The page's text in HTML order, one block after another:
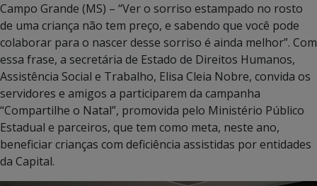
Campo Grande (MS) – “Ver o sorriso estampado no rosto
de uma criança não tem preço, e sabendo que você pode
colaborar para o nascer desse sorriso é ainda melhor”. Com
essa frase, a secretária de Estado de Direitos Humanos,
Assistência Social e Trabalho, Elisa Cleia Nobre, convida os
servidores e amigos a participarem da campanha
“Compartilhe o Natal”, promovida pelo Ministério Público
Estadual e parceiros, que tem como meta, neste ano,
beneficiar crianças com deficiência assistidas por entidades
da Capital.